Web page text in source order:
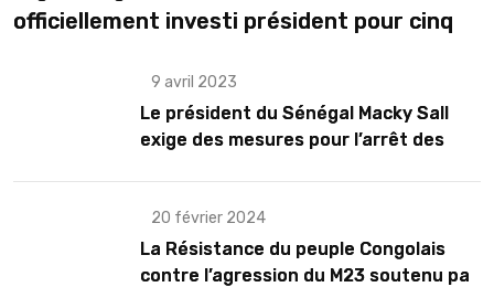
officiellement investi président pour cinq
9 avril 2023
Le président du Sénégal Macky Sall
exige des mesures pour l’arrêt des
20 février 2024
La Résistance du peuple Congolais
contre l’agression du M23 soutenu par